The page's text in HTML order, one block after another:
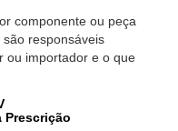
componente ou peça
responsáveis
ou importador e o que
Prescrição